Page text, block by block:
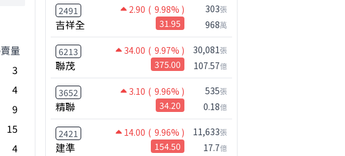
量
3
4
9
15
4
2491 2.90 ( 9.98% )
吉祥全 31.95
303張
968萬
6213 34.00 ( 9.97% )
聯茂 375.00
30,081張
107.57億
3652 3.10 ( 9.96% )
精聯 34.20
535張
0.18億
2421 14.00 ( 9.96% )
建準 154.50
11,633張
17.7億